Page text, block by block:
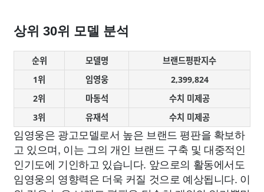
상위 30위 모델 분석
순위 모델명
브랜드평판지수
1위
임영웅
2,399,824
2위
마동석
수치 미제공
3위
유재석 수치 미제공
임영웅은 광고모델로서 높은 브랜드 평판을 확보하
고 있으며, 이는 그의 개인 브랜드 구축 및 대중적인
인기도에 기인하고 있습니다. 앞으로의 활동에서도
임영웅의 영향력은 더욱 커질 것으로 예상됩니다. 이